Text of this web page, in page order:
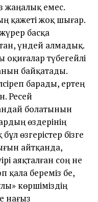
жаңалық емес.
қажеті жоқ шығар.
басқа
үндей алмадық.
түбегейлі
байқатады.
барады, ертең
Ресей
болатынын
өздерінің
өзгерістер бізге
айтқанда,
аяқталған соң не
қала береміз бе,
көршіміздің
нағыз